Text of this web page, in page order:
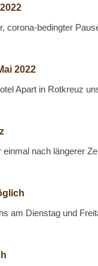
corona-bedingter
2022
Apart in Rotkreuz
nach längerer
am Dienstag und